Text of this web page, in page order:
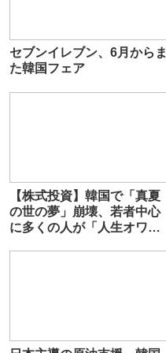
セブンイレブン、6月からま
た韓国フェア
【株式投資】韓国で「真夏
の世の夢」崩壊、若者中心
に多くの人が「人生オワ